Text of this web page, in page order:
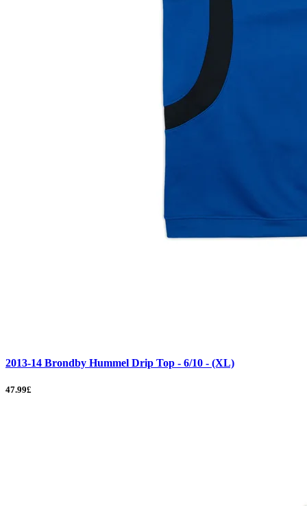
2013-14 Brondby Hummel Drip Top - 6/10 - (XL)
47.99£